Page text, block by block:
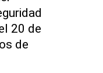
20 de
de